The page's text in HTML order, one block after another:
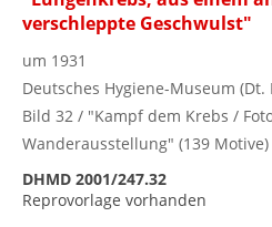
verschleppte Geschwulst"
um 1931
Deutsches Hygiene-Museum
Bild 32 / "Kampf dem Krebs /
Wanderausstellung" (139 Motive)
DHMD 2001/247.32
Reprovorlage vorhanden